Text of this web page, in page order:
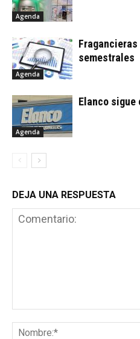
Agenda
Agenda
semestrales
Agenda
Elanco sigue
DEJA UNA RESPUESTA